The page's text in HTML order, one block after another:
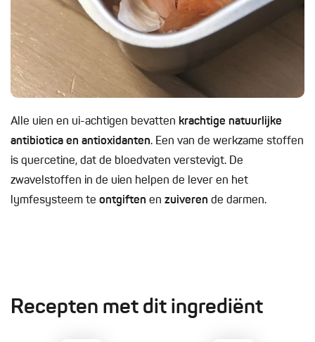
Alle uien en ui-achtigen bevatten krachtige natuurlijke
antibiotica en antioxidanten. Een van de werkzame stoffen
is quercetine, dat de bloedvaten verstevigt. De
zwavelstoffen in de uien helpen de lever en het
lymfesysteem te ontgiften en zuiveren de darmen.
Recepten met dit ingrediënt